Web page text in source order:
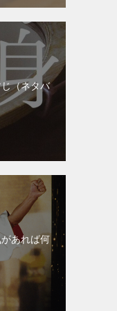
（ネタバ
あれば何